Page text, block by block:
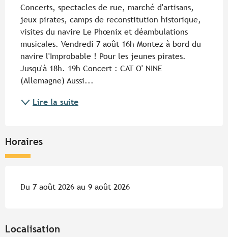
Concerts, spectacles de rue, marché d'artisans,
jeux pirates, camps de reconstitution historique,
visites du navire Le Phœnix et déambulations
musicales. Vendredi 7 août 16h Montez à bord du
navire l'Improbable ! Pour les jeunes pirates.
Jusqu'à 18h. 19h Concert : CAT O' NINE
(Allemagne) Aussi...
Lire la suite
Horaires
Du 7 août 2026 au 9 août 2026
Localisation